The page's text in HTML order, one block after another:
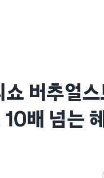
버추얼스
배 넘는